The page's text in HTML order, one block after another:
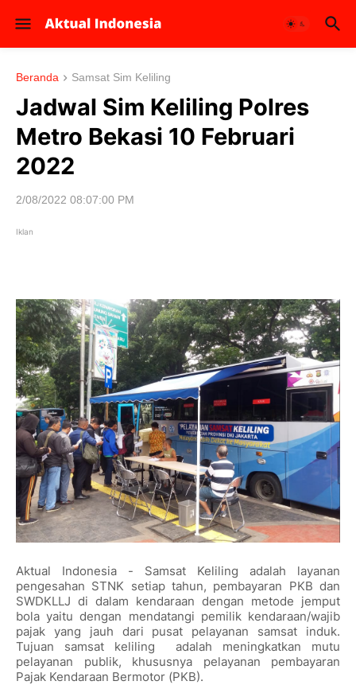
Beranda Samsat Sim Keliling
Jadwal Sim Keliling Polres
Metro Bekasi 10 Februari
2022
2/08/2022 08:07:00 PM
Iklan
Aktual Indonesia - Samsat Keliling adalah layanan
pengesahan STNK setiap tahun, pembayaran PKB dan
SWDKLLJ di dalam kendaraan dengan metode jemput
bola yaitu dengan mendatangi pemilik kendaraan/wajib
pajak yang jauh dari pusat pelayanan samsat induk.
Tujuan samsat keliling adalah meningkatkan mutu
pelayanan publik, khususnya pelayanan pembayaran
Pajak Kendaraan Bermotor (PKB).